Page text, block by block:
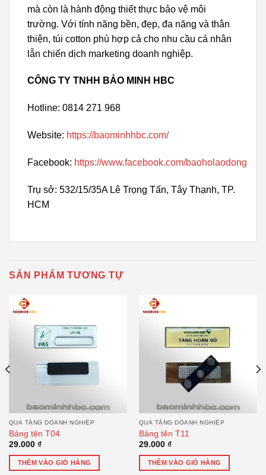
mà còn là hành động thiết thực bảo vệ môi
trường. Với tính năng bền, đẹp, đa năng và thân
thiện, túi cotton phù hợp cả cho nhu cầu cá nhân
lẫn chiến dịch marketing doanh nghiệp.
CÔNG TY TNHH BẢO MINH HBC
Hotline: 0814 271 968
Website: https://baominhhbc.com/
Facebook: https://www.facebook.com/baoholaodong
Trụ sở: 532/15/35A Lê Trọng Tấn, Tây Thạnh, TP.
HCM
SẢN PHẨM TƯƠNG TỰ
QUÀ TẶNG DOANH NGHIỆP
Bảng tên T04
29.000 ₫
THÊM VÀO GIỎ HÀNG
QUÀ TẶNG DOANH NGHIỆP
Bảng tên T11
29.000 ₫
THÊM VÀO GIỎ HÀNG